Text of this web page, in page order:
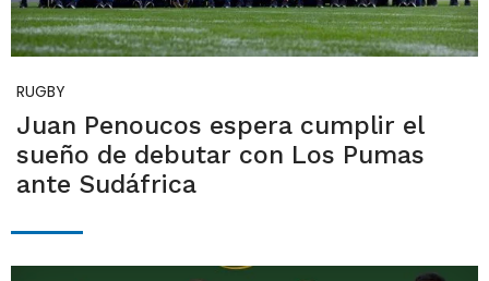
RUGBY
Juan Penoucos espera cumplir el
sueño de debutar con Los Pumas
ante Sudáfrica